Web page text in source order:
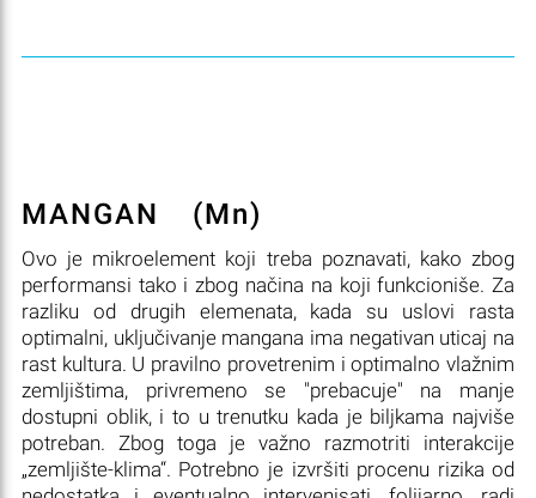
MANGAN (Mn)
Ovo je mikroelement koji treba poznavati, kako zbog
performansi tako i zbog načina na koji funkcioniše. Za
razliku od drugih elemenata, kada su uslovi rasta
optimalni, uključivanje mangana ima negativan uticaj na
rast kultura. U pravilno provetrenim i optimalno vlažnim
zemljištima, privremeno se "prebacuje" na manje
dostupni oblik, i to u trenutku kada je biljkama najviše
potreban. Zbog toga je važno razmotriti interakcije
„zemljište-klima“. Potrebno je izvršiti procenu rizika od